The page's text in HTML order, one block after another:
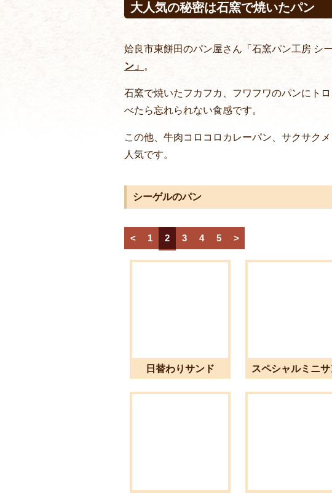
大人気の秘密は石窯で焼いたパン
姶良市東餅田のパン屋さん「石窯パン工房 シ
ン」 。
石窯で焼いたフカフカ、フワフワのパンにト
べたら忘れられない食感です。
この他、牛肉コロコロカレーパン、サクサク
人気です。
シーゲルのパン
< 1 2 3 4 5 >
日替わりサンド
スペシャルミニ